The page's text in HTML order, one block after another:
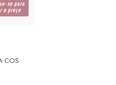
se para
o preço
COS